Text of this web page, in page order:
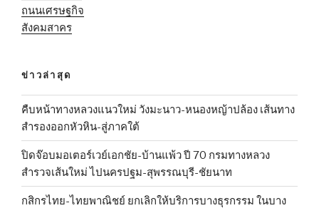
ถนนเศรษฐกิจ
สังคมสาคร
ข่าวล่าสุด
คืบหน้าทางหลวงแนวใหม่ วังมะนาว-หนองหญ้าปล้อง เส้นทาง
สำรองออกหัวหิน-สู่ภาคใต้
ปิดจ๊อบมอเตอร์เวย์เอกชัย-บ้านแพ้ว ปี 70 กรมทางหลวง
สำรวจเส้นใหม่ ไปนครปฐม-สุพรรณบุรี-ชัยนาท
กสิกรไทย-ไทยพาณิชย์ ยกเลิกให้บริการบางธุรกรรม ในบาง